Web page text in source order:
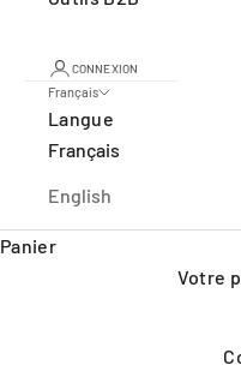
CONNEXION
Français
Langue
Français
English
Panier
Votre